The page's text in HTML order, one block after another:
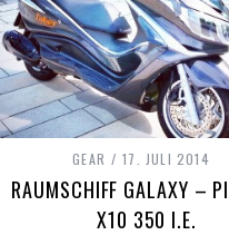
GEAR 17. JULI 2014
RAUMSCHIFF GALAXY –
X10 350 I.E.